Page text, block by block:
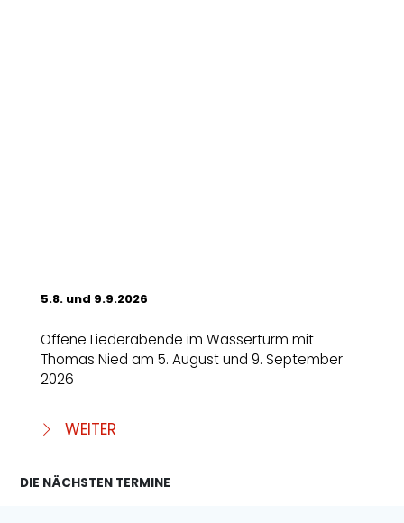
5.8. und 9.9.2026
Offene Liederabende im Wasserturm mit
Thomas Nied am 5. August und 9. September
2026
WEITER
DIE NÄCHSTEN TERMINE